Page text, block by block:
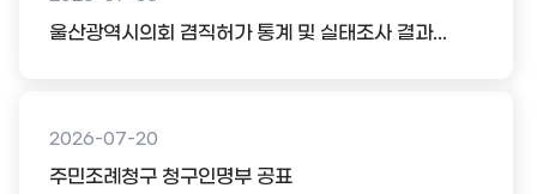
울산광역시의회 겸직허가 통계 및 실태조사 결과...
2026-07-20
주민조례청구 청구인명부 공표